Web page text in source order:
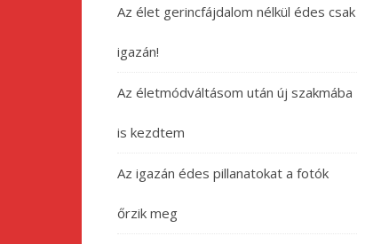
Az élet gerincfájdalom nélkül édes csak
igazán!
Az életmódváltásom után új szakmába
is kezdtem
Az igazán édes pillanatokat a fotók
őrzik meg